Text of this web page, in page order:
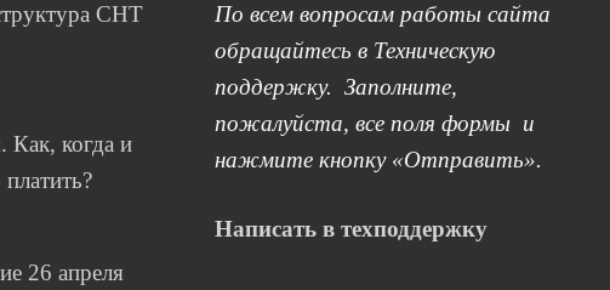
СНТ
Как, когда и
платить?
26 апреля
По всем вопросам работы сайта
обращайтесь в Техническую
поддержку. Заполните,
пожалуйста, все поля формы и
нажмите кнопку «Отправить».
Написать в техподдержку